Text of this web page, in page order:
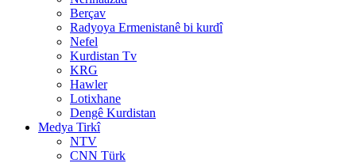
Berçav
Radyoya Ermenistanê bi kurdî
Nefel
Kurdistan Tv
KRG
Hawler
Lotixhane
Dengê Kurdistan
Medya Tirkî
NTV
CNN Türk